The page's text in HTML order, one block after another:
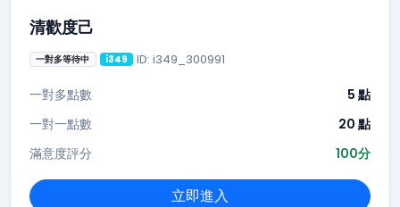
清歡度己
一對多等待中 i349 ID: i349_300991
一對多點數
5 點
一對一點數
20 點
滿意度評分
100分
立即進入